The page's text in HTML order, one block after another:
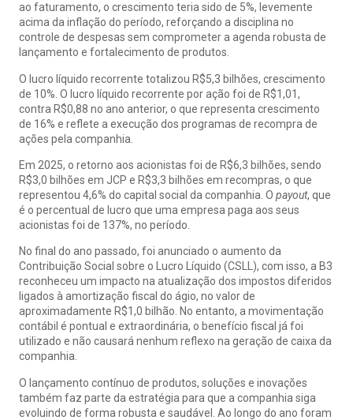
ao faturamento, o crescimento teria sido de 5%, levemente
acima da inflação do período, reforçando a disciplina no
controle de despesas sem comprometer a agenda robusta de
lançamento e fortalecimento de produtos.
O lucro líquido recorrente totalizou R$5,3 bilhões, crescimento
de 10%. O lucro líquido recorrente por ação foi de R$1,01,
contra R$0,88 no ano anterior, o que representa crescimento
de 16% e reflete a execução dos programas de recompra de
ações pela companhia.
Em 2025, o retorno aos acionistas foi de R$6,3 bilhões, sendo
R$3,0 bilhões em JCP e R$3,3 bilhões em recompras, o que
representou 4,6% do capital social da companhia. O payout, que
é o percentual de lucro que uma empresa paga aos seus
acionistas foi de 137%, no período.
No final do ano passado, foi anunciado o aumento da
Contribuição Social sobre o Lucro Líquido (CSLL), com isso, a B3
reconheceu um impacto na atualização dos impostos diferidos
ligados à amortização fiscal do ágio, no valor de
aproximadamente R$1,0 bilhão. No entanto, a movimentação
contábil é pontual e extraordinária, o benefício fiscal já foi
utilizado e não causará nenhum reflexo na geração de caixa da
companhia.
O lançamento contínuo de produtos, soluções e inovações
também faz parte da estratégia para que a companhia siga
evoluindo de forma robusta e saudável. Ao longo do ano foram